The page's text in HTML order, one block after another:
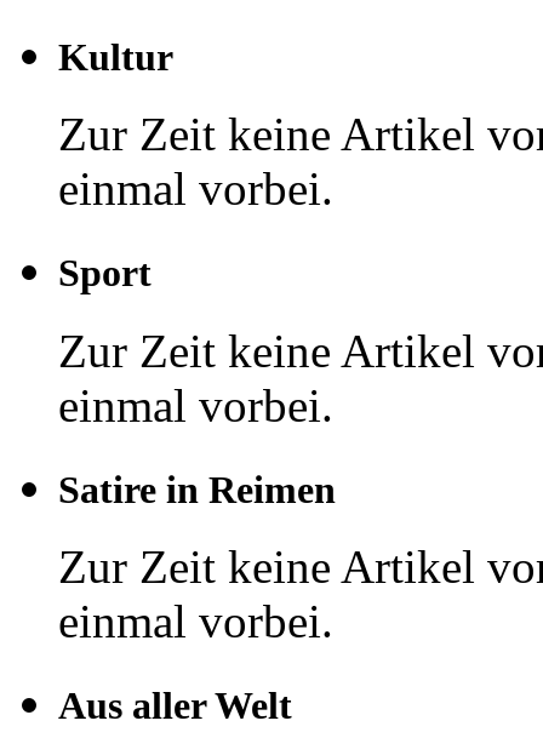
Kultur
Zur Zeit keine Artikel
einmal vorbei.
Sport
Zur Zeit keine Artikel
einmal vorbei.
Satire in Reimen
Zur Zeit keine Artikel
einmal vorbei.
Aus aller Welt